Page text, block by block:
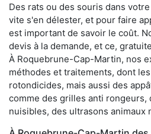
Des rats ou des souris dans
vite s'en délester, et pour faire
est important de savoir le coût.
devis à la demande, et ce,
À Roquebrune-Cap-Martin, nos
méthodes et traitements, dont
rotondicides, mais aussi des
comme des grilles anti rongeurs,
nuisibles, des ultrasons animaux